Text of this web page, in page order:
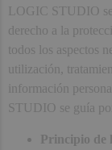
LOGIC STUDIO
derecho a la
todos los aspectos
utilización,
información
STUDIO se guía
Principio de